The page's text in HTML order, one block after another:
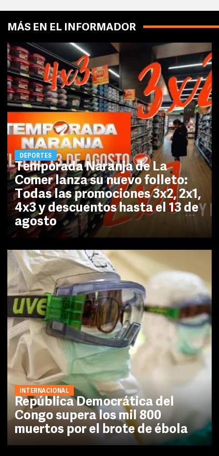
MÁS EN EL INFORMADOR
DEPORTES
Temporada Naranja de La
Comer lanza su nuevo folleto:
Todas las promociones 3x2, 2x1,
4x3 y descuentos hasta el 13 de
agosto
INTERNACIONAL
República Democrática del
Congo supera los mil 800
muertos por el brote de ébola